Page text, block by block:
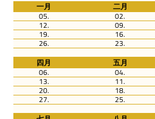
一月 二月
05.
02.
12. 09.
19. 16.
26. 23.
四月
五月
06.
04.
13. 11.
20. 18.
27. 25.